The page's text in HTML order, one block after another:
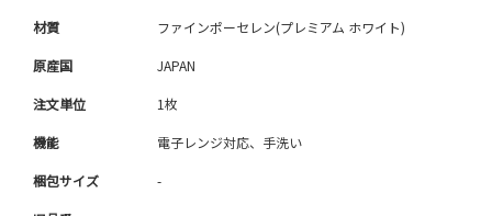
材質 ファインポーセレン(プレミアム ホワイト)
原産国 JAPAN
注文単位 1枚
機能 電子レンジ対応、手洗い
梱包サイズ -